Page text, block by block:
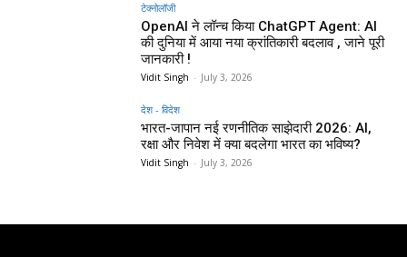
टेक्नोलॉजी
OpenAI ने लॉन्च किया ChatGPT Agent: AI
की दुनिया में आया नया क्रांतिकारी बदलाव , जाने पूरी
जानकारी !
Vidit Singh - July 3, 2026
देश - विदेश
भारत-जापान नई रणनीतिक साझेदारी 2026: AI,
रक्षा और निवेश में क्या बदलेगा भारत का भविष्य?
Vidit Singh - July 3, 2026